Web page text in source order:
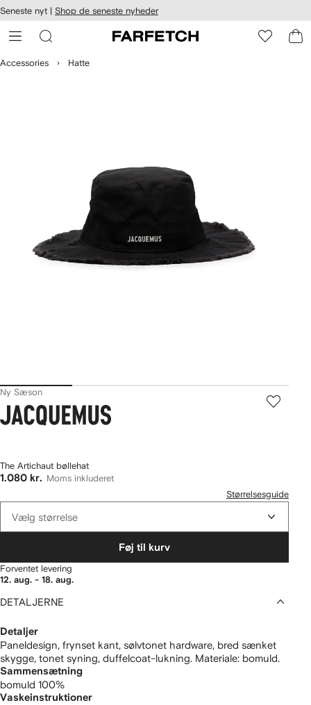
til
Seneste nyt | Shop de seneste nyheder
Accessories Hatte
Ny Sæson
Jacquemus
The Artichaut bøllehat
1.080 kr.
Moms inkluderet
Størrelsesguide
Vælg størrelse
Føj til kurv
Forventet levering
12. aug. - 18. aug.
DETALJERNE
Detaljer
Paneldesign, frynset kant, sølvtonet hardware, bred sænket
skygge, tonet syning, duffelcoat-lukning. Materiale: bomuld.
Sammensætning
bomuld 100%
Vaskeinstruktioner